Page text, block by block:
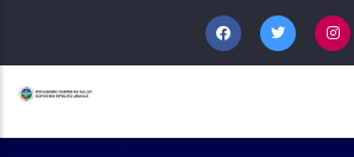
al
contenido
principal